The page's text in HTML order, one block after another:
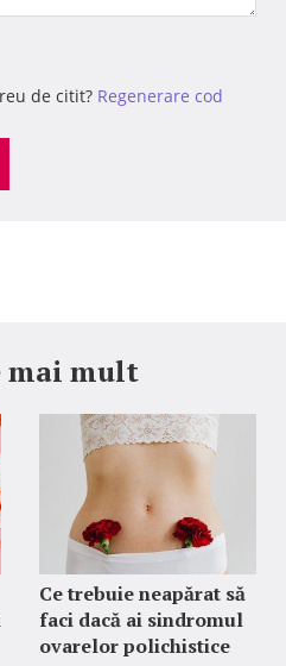
de citit? Regenerare cod
mai mult
Ce trebuie neapărat să
faci dacă ai sindromul
ovarelor polichistice